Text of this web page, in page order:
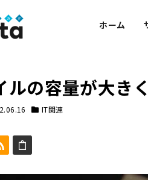
ホーム
ルの容量が大き
カテゴリー
IT関連